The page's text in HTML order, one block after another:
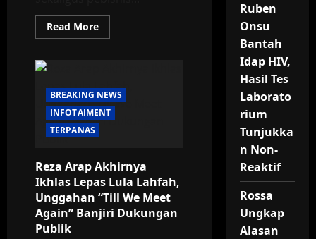
Read MoreRead
more
Irfan
Hakim
Kebanjiran
Orderan
Hewan
Kurban
hingga
Presiden
BREAKING NEWS
INFOTAIMENT
TERPANAS
Reza Arap Akhirnya
Ikhlas Lepas Lula Lahfah,
Unggahan “Till We Meet
Again” Banjiri Dukungan
Publik
Ruben
Onsu
Bantah
Idap HIV,
Hasil Tes
Laborato
rium
Tunjukka
n Non-
Reaktif
Rossa
Ungkap
Alasan